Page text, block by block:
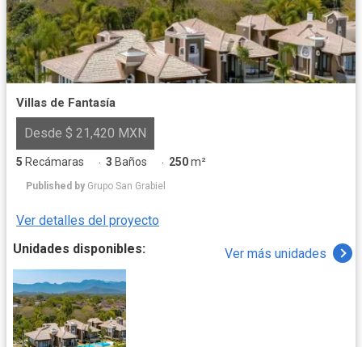
Villas de Fantasía
Desde $ 21,420 MXN
5 Recámaras · 3 Baños · 250m²
Published by Grupo San Grabiel
Ver detalles del proyecto
Unidades disponibles:
Ver más unidades